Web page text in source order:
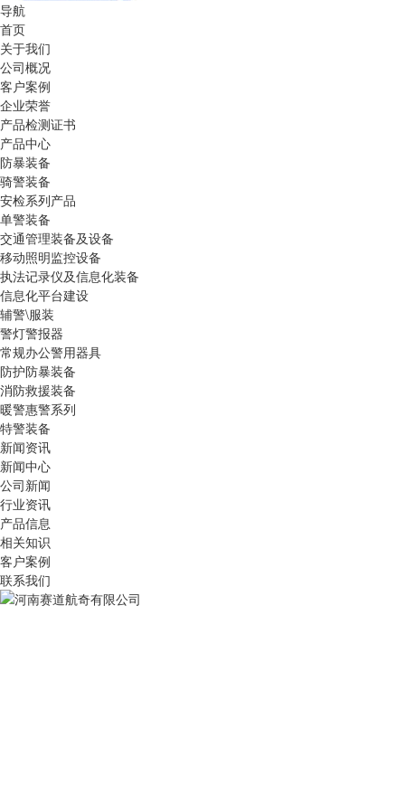
导航
首页
关于我们
公司概况
客户案例
企业荣誉
产品检测证书
产品中心
防暴装备
骑警装备
安检系列产品
单警装备
交通管理装备及设备
移动照明监控设备
执法记录仪及信息化装备
信息化平台建设
辅警\服装
警灯警报器
常规办公警用器具
防护防暴装备
消防救援装备
暖警惠警系列
特警装备
新闻资讯
新闻中心
公司新闻
行业资讯
产品信息
相关知识
客户案例
联系我们